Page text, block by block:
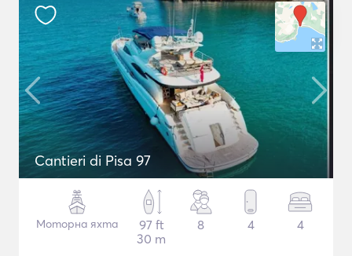
Cantieri di Pisa 97
Моторна яхта
97 ft
30 m
8 4 4